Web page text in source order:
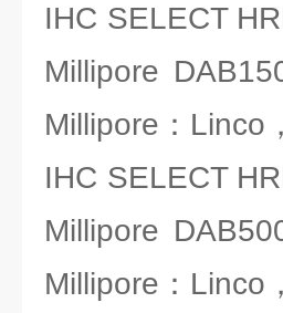
IHC SELECT
Millipore
Millipore：Linco
IHC SELECT
Millipore
Millipore：Linco